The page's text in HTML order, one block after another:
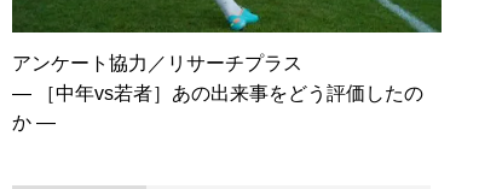
アンケート協力／リサーチプラス
― ［中年vs若者］あの出来事をどう評価したの